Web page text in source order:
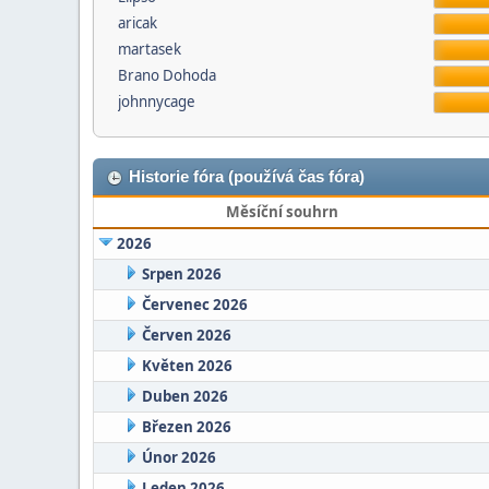
aricak
martasek
Brano Dohoda
johnnycage
Historie fóra (používá čas fóra)
Měsíční souhrn
2026
Srpen 2026
Červenec 2026
Červen 2026
Květen 2026
Duben 2026
Březen 2026
Únor 2026